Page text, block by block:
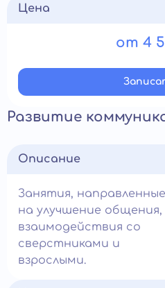
Цена
от 4
Развитие
Описание
Занятия, направленные
на улучшение общения,
взаимодействия со
сверстниками и
взрослыми.